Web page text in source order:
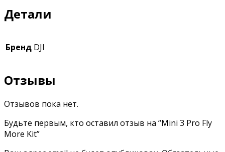
Детали
Бренд DJI
Отзывы
Отзывов пока нет.
Будьте первым, кто оставил отзыв на “Mini 3 Pro Fly
More Kit”